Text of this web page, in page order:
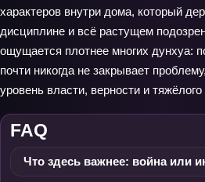
характеров внутри дома, который
дисциплине и всё растущем
ощущается плотнее многих дунхуа:
почти никогда не закрывает
уровень власти, верности и
FAQ
Что здесь важнее: война или